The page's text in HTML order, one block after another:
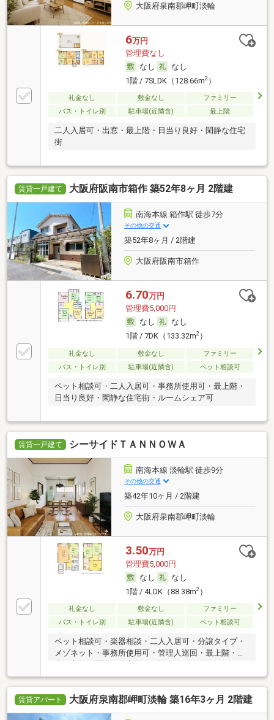
大阪府泉南郡岬町淡輪
6万円
管理費なし
なし
なし
1階 / 7SLDK（128.66m2）
礼金なし 敷金なし
ファミリー
バス・トイレ別
駐車場(近隣含) 最上階
二人入居可・出窓・最上階・日当り良好・閑静な住宅
街
賃貸一戸建て 大阪府阪南市箱作 築52年8ヶ月 2階建
南海本線 箱作駅 徒歩7分
その他の交通
築52年8ヶ月 / 2階建
大阪府阪南市箱作
6.70万円
管理費5,000円
なし
なし
1階 / 7DK（133.32m2）
礼金なし 敷金なし
ファミリー
バス・トイレ別
駐車場(近隣含) ペット相談可
ペット相談可・二人入居可・事務所使用可・最上階・
日当り良好・閑静な住宅街・ルームシェア可
賃貸一戸建て シーサイドＴＡＮＮＯＷＡ
南海本線 淡輪駅 徒歩9分
その他の交通
築42年10ヶ月 / 2階建
大阪府泉南郡岬町淡輪
3.50万円
管理費5,000円
なし
なし
1階 / 4LDK（88.38m2）
礼金なし 敷金なし
ファミリー
バス・トイレ別
駐車場(近隣含) ペット相談可
ペット相談可・楽器相談・二人入居可・分譲タイプ・
メゾネット・事務所使用可・管理人巡回・最上階・日
シェア可
賃貸アパート 大阪府泉南郡岬町淡輪 築16年3ヶ月 2階建